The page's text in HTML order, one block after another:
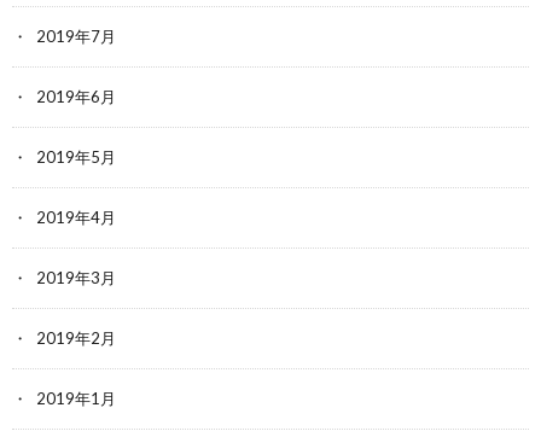
2019年7月
2019年6月
2019年5月
2019年4月
2019年3月
2019年2月
2019年1月